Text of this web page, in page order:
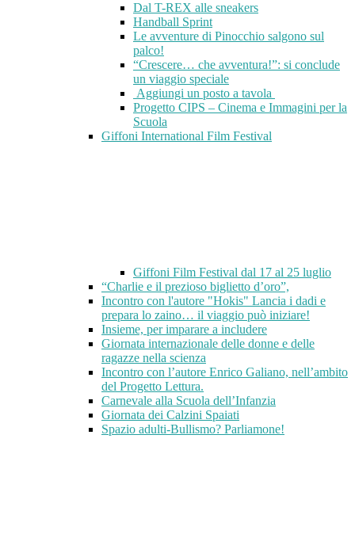
Dal T-REX alle sneakers
Handball Sprint
Le avventure di Pinocchio salgono sul
palco!
“Crescere… che avventura!”: si conclude
un viaggio speciale
Aggiungi un posto a tavola
Progetto CIPS – Cinema e Immagini per la
Scuola
Giffoni International Film Festival
Giffoni Film Festival dal 17 al 25 luglio
“Charlie e il prezioso biglietto d’oro”,
Incontro con l'autore "Hokis" Lancia i dadi e
prepara lo zaino… il viaggio può iniziare!
Insieme, per imparare a includere
Giornata internazionale delle donne e delle
ragazze nella scienza
Incontro con l’autore Enrico Galiano, nell’ambito
del Progetto Lettura.
Carnevale alla Scuola dell’Infanzia
Giornata dei Calzini Spaiati
Spazio adulti-Bullismo? Parliamone!